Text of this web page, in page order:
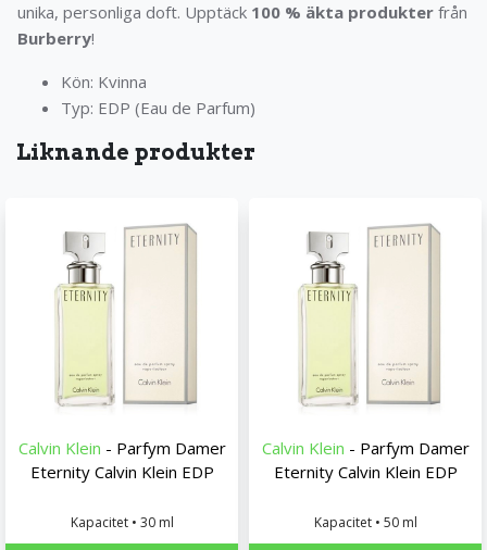
unika, personliga doft. Upptäck 100 % äkta produkter från
Burberry!
Kön: Kvinna
Typ: EDP (Eau de Parfum)
Liknande produkter
Calvin Klein - Parfym Damer
Eternity Calvin Klein EDP
Kapacitet • 30 ml
Calvin Klein - Parfym Damer
Eternity Calvin Klein EDP
Kapacitet • 50 ml